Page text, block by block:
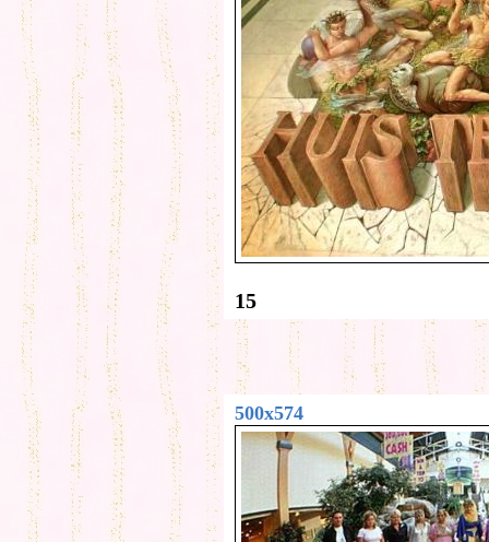
15
500x574